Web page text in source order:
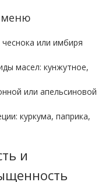
меню
или имбиря
масел: кунжутное,
или апельсиновой
куркума, паприка,
и